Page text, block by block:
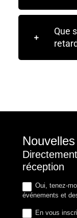
Que
réception
Oui, tenez-
événements et
En vous